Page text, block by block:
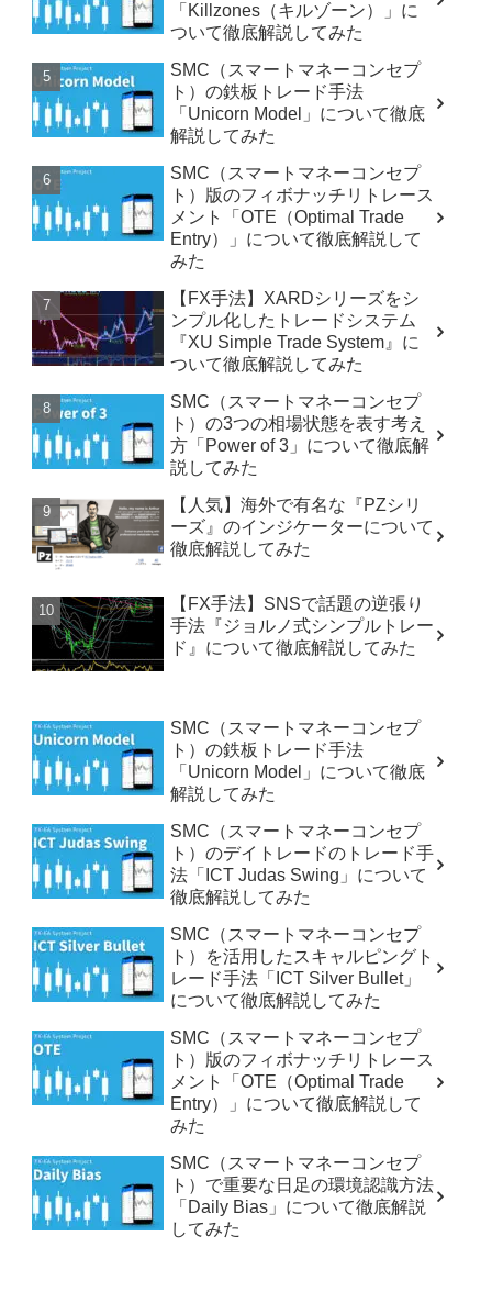
「Killzones（キルゾーン）」に
ついて徹底解説してみた
SMC（スマートマネーコンセプ
ト）の鉄板トレード手法
「Unicorn Model」について徹底
解説してみた
SMC（スマートマネーコンセプ
ト）版のフィボナッチリトレース
メント「OTE（Optimal Trade
Entry）」について徹底解説して
みた
【FX手法】XARDシリーズをシ
ンプル化したトレードシステム
『XU Simple Trade System』に
ついて徹底解説してみた
SMC（スマートマネーコンセプ
ト）の3つの相場状態を表す考え
方「Power of 3」について徹底解
説してみた
【人気】海外で有名な『PZシリ
ーズ』のインジケーターについて
徹底解説してみた
【FX手法】SNSで話題の逆張り
手法『ジョルノ式シンプルトレー
ド』について徹底解説してみた
SMC（スマートマネーコンセプ
ト）の鉄板トレード手法
「Unicorn Model」について徹底
解説してみた
SMC（スマートマネーコンセプ
ト）のデイトレードのトレード手
法「ICT Judas Swing」について
徹底解説してみた
SMC（スマートマネーコンセプ
ト）を活用したスキャルピングト
レード手法「ICT Silver Bullet」
について徹底解説してみた
SMC（スマートマネーコンセプ
ト）版のフィボナッチリトレース
メント「OTE（Optimal Trade
Entry）」について徹底解説して
みた
SMC（スマートマネーコンセプ
ト）で重要な日足の環境認識方法
「Daily Bias」について徹底解説
してみた